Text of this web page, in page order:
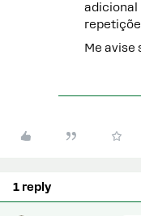
adicional
Me avise
1 reply